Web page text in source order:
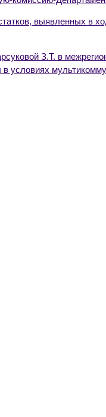
выявленных в
З.Т. в
в условиях